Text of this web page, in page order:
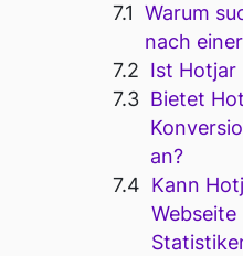
Warum
nach
Ist Hotjar
Bietet
an?
Kann